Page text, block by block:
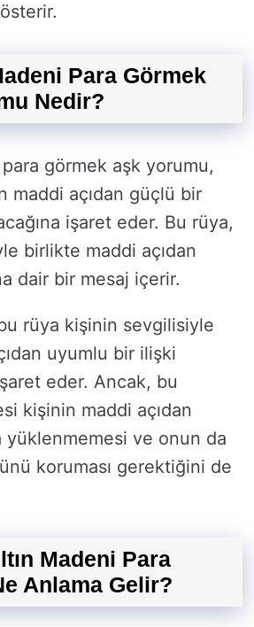
Para Görmek
Nedir?
görmek aşk yorumu,
maddi açıdan güçlü bir
işaret eder. Bu rüya,
birlikte maddi açıdan
dair bir mesaj içerir.
rüya kişinin sevgilisiyle
uyumlu bir ilişki
eder. Ancak, bu
kişinin maddi açıdan
yüklenmemesi ve onun da
koruması gerektiğini de
Madeni Para
Anlama Gelir?